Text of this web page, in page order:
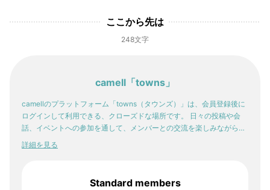
ここから先は
248文字
camell「towns」
camellのプラットフォーム「towns（タウンズ）」は、会員登録後に
ログインして利用できる、クローズドな場所です。 日々の投稿や会
話、イベントへの参加を通して、メンバーとの交流を楽しみながら。
少しずつ、自分の感性や「好き」が輪郭を持っていく。そんな体験
詳細を見る
Standard members